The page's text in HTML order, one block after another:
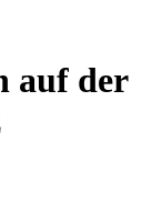
auf der